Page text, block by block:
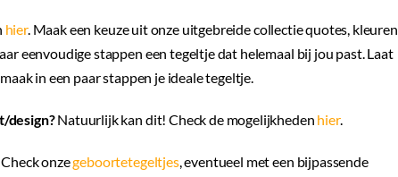
hier. Maak een keuze uit onze uitgebreide collectie quotes, kleuren
eenvoudige stappen een tegeltje dat helemaal bij jou past. Laat
in een paar stappen je ideale tegeltje.
design?Natuurlijk kan dit! Check de mogelijkheden hier.
Check onzegeboortetegeltjes, eventueel met een bijpassende